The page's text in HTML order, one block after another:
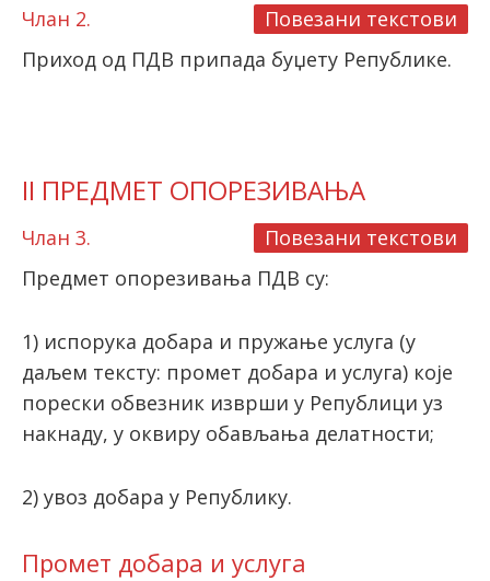
Повезани текстови
Члан 2.
Приход од ПДВ припада буџету Републике.
II ПРЕДМЕТ ОПОРЕЗИВАЊА
Повезани текстови
Члан 3.
Предмет опорезивања ПДВ су:
1) испорука добара и пружање услуга (у
даљем тексту: промет добара и услуга) које
порески обвезник изврши у Републици уз
накнаду, у оквиру обављања делатности;
2) увоз добара у Републику.
Промет добара и услуга